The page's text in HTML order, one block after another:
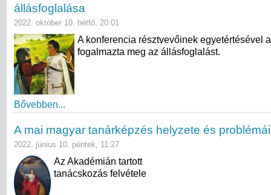
állásfoglalása
2022. október 10. hétfő, 20:01
A konferencia résztvevőinek egyetértésével
fogalmazta meg az állásfoglalást.
Bővebben...
A mai magyar tanárképzés helyzete és problémái
2022. június 10. péntek, 11:27
Az Akadémián tartott
tanácskozás felvétele